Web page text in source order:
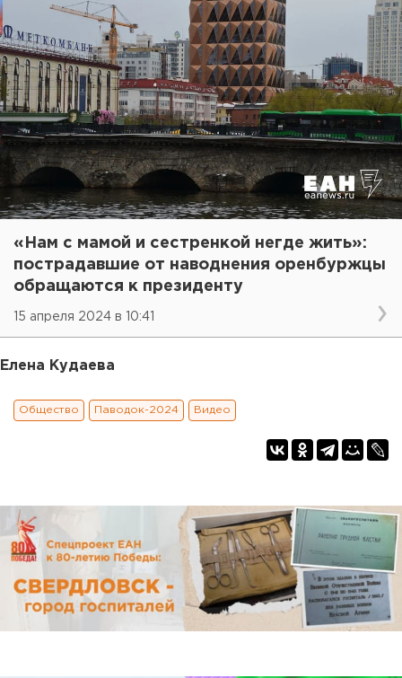
«Нам с мамой и сестренкой негде жить»:
пострадавшие от наводнения оренбуржцы
обращаются к президенту
15 апреля 2024 в 10:41
Елена Кудаева
Общество Паводок-2024 Видео